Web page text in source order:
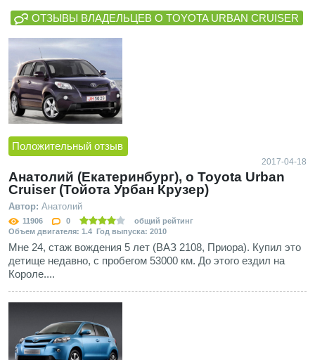
ОТЗЫВЫ ВЛАДЕЛЬЦЕВ О TOYOTA URBAN CRUISER
Положительный отзыв
2017-04-18
Анатолий (Екатеринбург), о Toyota Urban
Cruiser (Тойота Урбан Крузер)
Автор: Анатолий
11906 0
общий рейтинг
Объем двигателя: 1.4 Год выпуска: 2010
Мне 24, стаж вождения 5 лет (ВАЗ 2108, Приора). Купил это
детище недавно, с пробегом 53000 км. До этого ездил на
Короле....